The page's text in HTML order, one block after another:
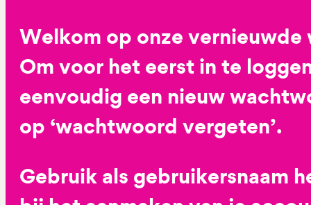
Welkom op onze vernieuwde
Om voor het eerst in te
eenvoudig een nieuw
op ‘wachtwoord vergeten’.
Gebruik als gebruikersnaam